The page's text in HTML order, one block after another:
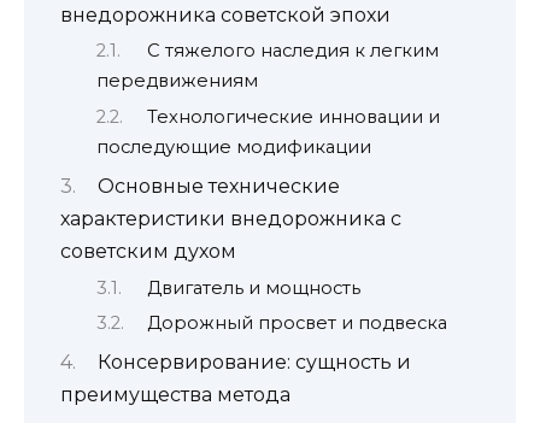
внедорожника советской эпохи
С тяжелого наследия к легким
передвижениям
Технологические инновации и
последующие модификации
Основные технические
характеристики внедорожника с
советским духом
Двигатель и мощность
Дорожный просвет и подвеска
Консервирование: сущность и
преимущества метода